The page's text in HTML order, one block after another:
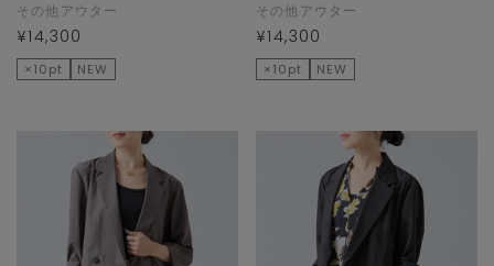
その他アウター
¥14,300
×10pt NEW
その他アウター
¥14,300
×10pt NEW